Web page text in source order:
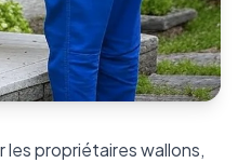
les propriétaires wallons,